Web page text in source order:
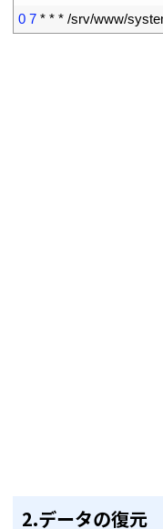
0 7 * * * /srv/www/
2.データの復元